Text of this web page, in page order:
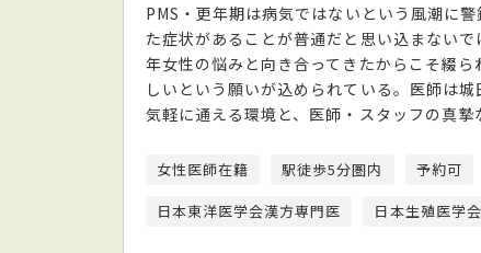
PMS・更年期は病気ではないという風潮に
た症状があることが普通だと思い込まない
年女性の悩みと向き合ってきたからこそ綴
しいという願いが込められている。医師は
気軽に通える環境と、医師・スタッフの真摯
女性医師在籍 駅徒歩5分圏内 予約可
日本東洋医学会漢方専門医
日本生殖医学